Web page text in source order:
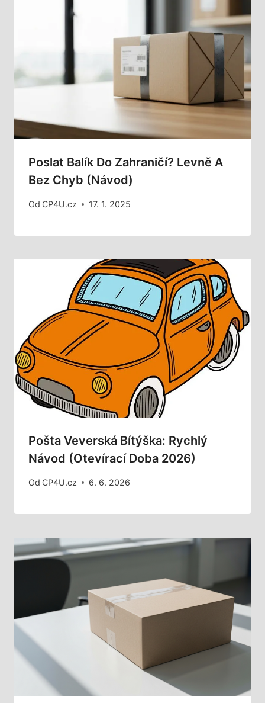
Poslat Balík Do Zahraničí? Levně A
Bez Chyb (Návod)
Od CP4U.cz 17. 1. 2025
Pošta Veverská Bítýška: Rychlý
Návod (Otevírací Doba 2026)
Od CP4U.cz 6. 6. 2026